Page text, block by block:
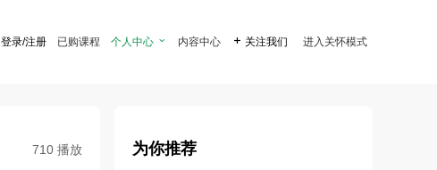
登录/注册 已购课程 个人中心  内容中心  关注我们 进入关怀模式
710 播放 为你推荐